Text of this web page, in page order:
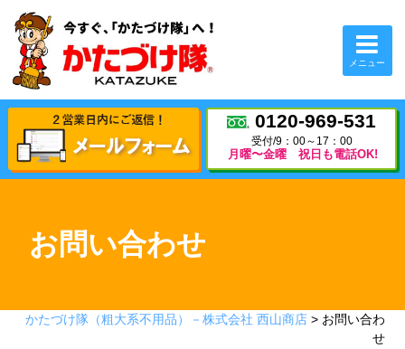
閉じる
0120-969-531
受付/9：00～17：00
月曜〜金曜 祝日も電話OK!
かたづけ隊について
メニュー
0120-969-531
受付/9：00～17：00
月曜〜金曜 祝日も電話OK!
お問い合わせ
かたづけ隊（粗大系不用品）－株式会社 西山商店> お問い合わ
せ